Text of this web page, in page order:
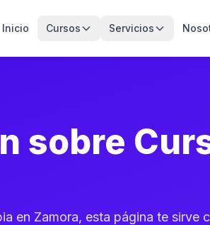
Inicio Cursos Servicios
sobre
en Zamora, esta página te sirve